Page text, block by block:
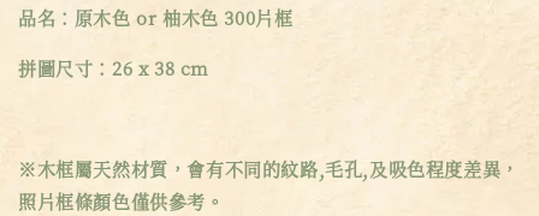
品名：原木色 or 柚木色 300片框
拼圖尺寸：26 x 38 cm
※木框屬天然材質，會有不同的紋路,毛孔,及吸色程度差異，
照片框條顏色僅供參考。